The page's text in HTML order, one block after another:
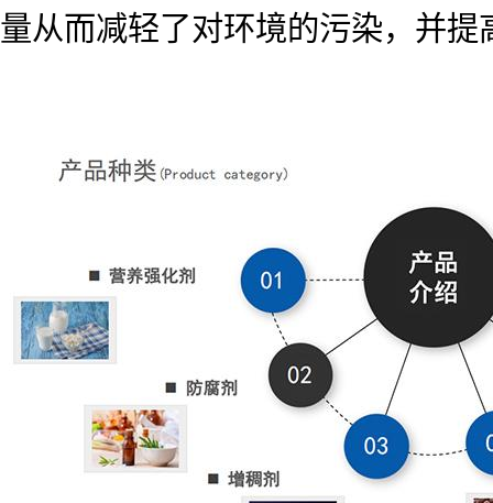
量从而减轻了对环境的污染，并